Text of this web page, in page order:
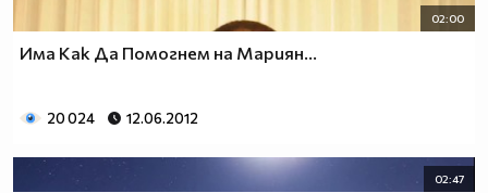
02:00
Има Как Да Помогнем на Мариян...
20 024 12.06.2012
02:47